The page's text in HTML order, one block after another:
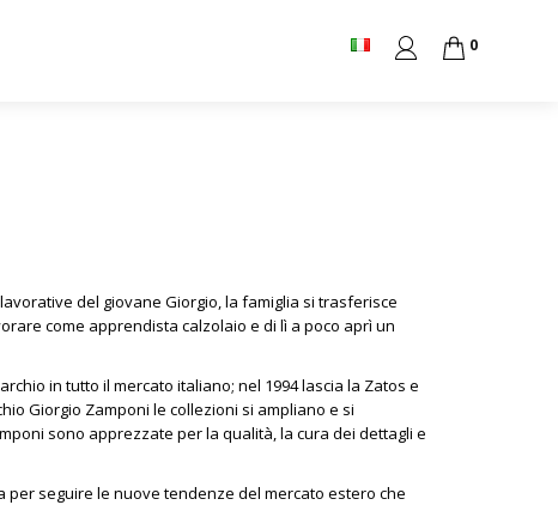
0
del giovane Giorgio, la famiglia si trasferisce
come apprendista calzolaio e di lì a poco aprì un
in tutto il mercato italiano; nel 1994 lascia la Zatos e
Giorgio Zamponi le collezioni si ampliano e si
sono apprezzate per la qualità, la cura dei dettagli e
per seguire le nuove tendenze del mercato estero che